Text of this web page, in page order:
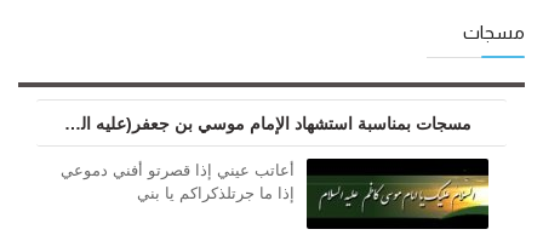
مسجات
مسجات بمناسبة استشهاد الإمام موسي بن جعفر(عليه السلام)
أعاتب عيني إذا قصرتو أفني دموعي
إذا ما جرتلذكراكم يا بني